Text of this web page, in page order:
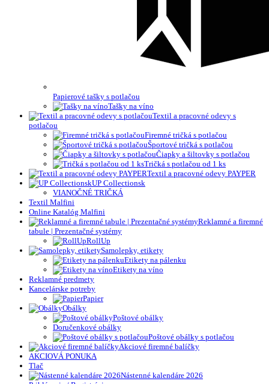
Papierové tašky s potlačou
Tašky na víno
Textil a pracovné odevy s
potlačou
Firemné tričká s potlačou
Športové tričká s potlačou
Čiapky a šiltovky s potlačou
Tričká s potlačou od 1 ks
Textil a pracovné odevy PAYPER
UP Collectionsk
VIANOČNÉ TRIČKÁ
Textil Malfini
Online Katalóg Malfini
Reklamné a firemné
tabule | Prezentačné systémy
RollUp
Samolepky, etikety
Etikety na pálenku
Etikety na víno
Reklamné predmety
Kancelárske potreby
Papier
Obálky
Poštové obálky
Doručenkové obálky
Poštové obálky s potlačou
Akciové firemné balíčky
AKCIOVÁ PONUKA
Tlač
Nástenné kalendáre 2026